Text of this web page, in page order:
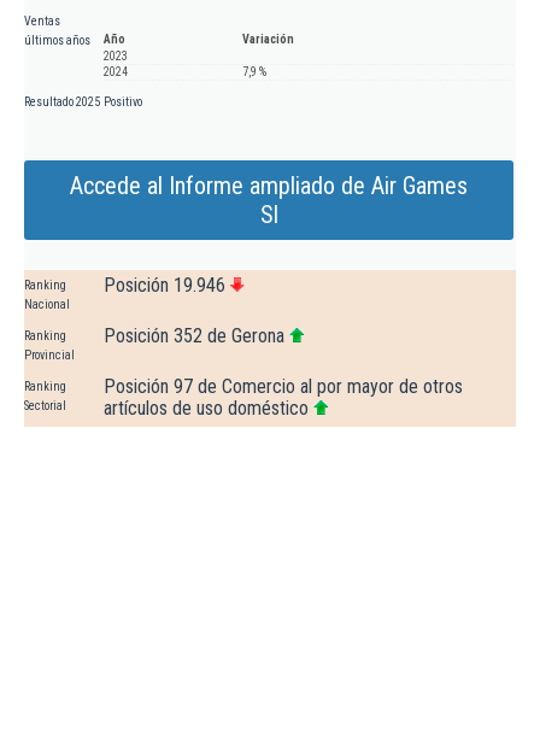
Ventas
últimos años
Año
Variación
2023
2024
7,9 %
Resultado 2025 Positivo
Accede al Informe ampliado de Air Games
Sl
Ranking
Nacional
Posición 19.946
Ranking
Provincial
Posición 352 de Gerona
Ranking
Sectorial
Posición 97 de Comercio al por mayor de otros
artículos de uso doméstico